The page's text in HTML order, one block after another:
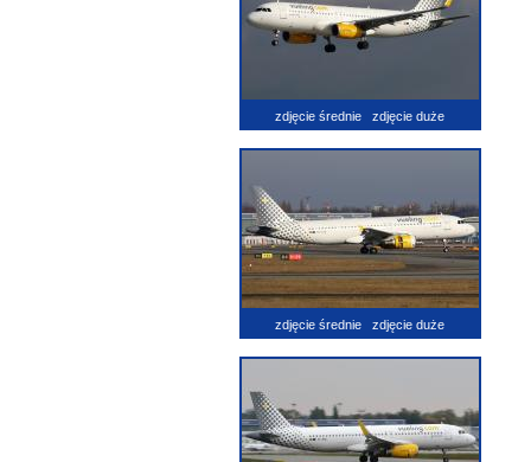
zdjęcie średnie zdjęcie duże
zdjęcie średnie zdjęcie duże